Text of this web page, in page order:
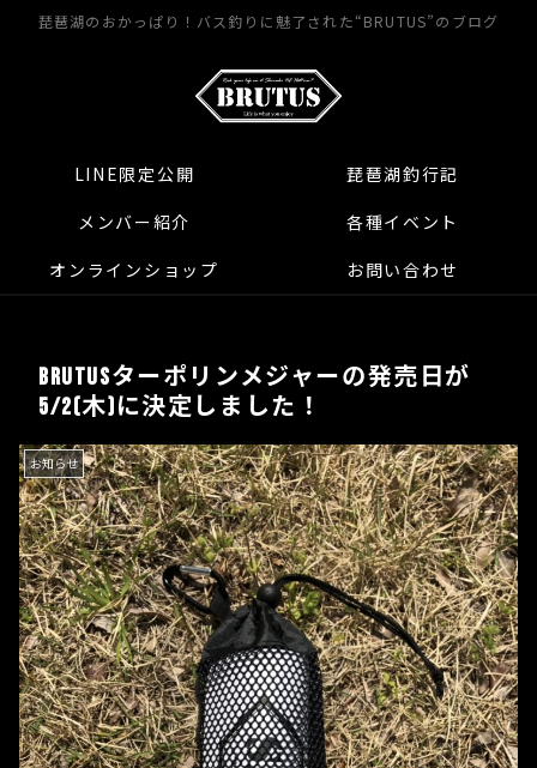
琵琶湖のおかっぱり！バス釣りに魅了された“BRUTUS”のブログ
LINE限定公開
琵琶湖釣行記
メンバー紹介
各種イベント
オンラインショップ
お問い合わせ
BRUTUSターポリンメジャーの発売日が
5/2(木)に決定しました！
お知らせ